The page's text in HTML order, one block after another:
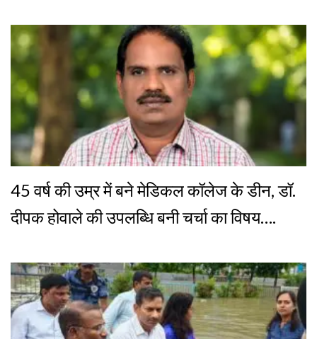
45 वर्ष की उम्र में बने मेडिकल कॉलेज के डीन, डॉ.
दीपक होवाले की उपलब्धि बनी चर्चा का विषय….